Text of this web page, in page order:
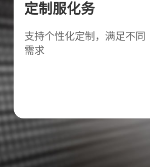
定制服化务
支持个性化定制，满足不同
需求